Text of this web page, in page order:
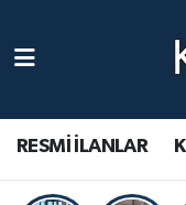
RESMİ İLANLAR
Gündem
Güncel